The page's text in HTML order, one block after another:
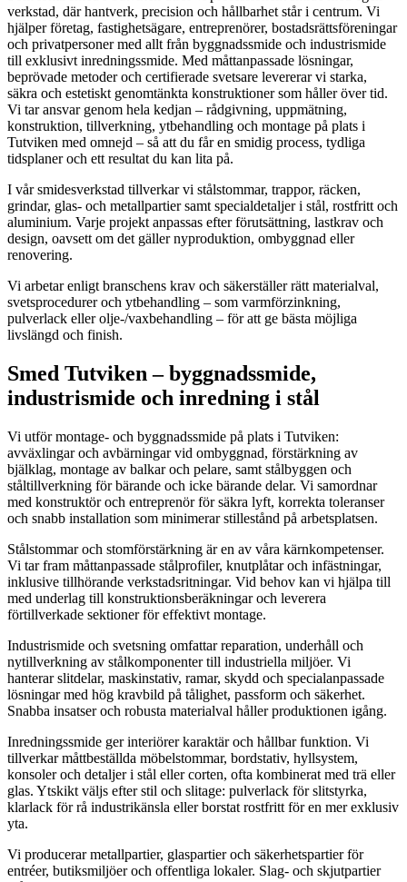
verkstad, där hantverk, precision och hållbarhet står i centrum. Vi
hjälper företag, fastighetsägare, entreprenörer, bostadsrättsföreningar
och privatpersoner med allt från byggnadssmide och industrismide
till exklusivt inredningssmide. Med måttanpassade lösningar,
beprövade metoder och certifierade svetsare levererar vi starka,
säkra och estetiskt genomtänkta konstruktioner som håller över tid.
Vi tar ansvar genom hela kedjan – rådgivning, uppmätning,
konstruktion, tillverkning, ytbehandling och montage på plats i
Tutviken med omnejd – så att du får en smidig process, tydliga
tidsplaner och ett resultat du kan lita på.
I vår smidesverkstad tillverkar vi stålstommar, trappor, räcken,
grindar, glas- och metallpartier samt specialdetaljer i stål, rostfritt och
aluminium. Varje projekt anpassas efter förutsättning, lastkrav och
design, oavsett om det gäller nyproduktion, ombyggnad eller
renovering.
Vi arbetar enligt branschens krav och säkerställer rätt materialval,
svetsprocedurer och ytbehandling – som varmförzinkning,
pulverlack eller olje-/vaxbehandling – för att ge bästa möjliga
livslängd och finish.
Smed Tutviken – byggnadssmide,
industrismide och inredning i stål
Vi utför montage- och byggnadssmide på plats i Tutviken:
avväxlingar och avbärningar vid ombyggnad, förstärkning av
bjälklag, montage av balkar och pelare, samt stålbyggen och
ståltillverkning för bärande och icke bärande delar. Vi samordnar
med konstruktör och entreprenör för säkra lyft, korrekta toleranser
och snabb installation som minimerar stillestånd på arbetsplatsen.
Stålstommar och stomförstärkning är en av våra kärnkompetenser.
Vi tar fram måttanpassade stålprofiler, knutplåtar och infästningar,
inklusive tillhörande verkstadsritningar. Vid behov kan vi hjälpa till
med underlag till konstruktionsberäkningar och leverera
förtillverkade sektioner för effektivt montage.
Industrismide och svetsning omfattar reparation, underhåll och
nytillverkning av stålkomponenter till industriella miljöer. Vi
hanterar slitdelar, maskinstativ, ramar, skydd och specialanpassade
lösningar med hög kravbild på tålighet, passform och säkerhet.
Snabba insatser och robusta materialval håller produktionen igång.
Inredningssmide ger interiörer karaktär och hållbar funktion. Vi
tillverkar måttbeställda möbelstommar, bordstativ, hyllsystem,
konsoler och detaljer i stål eller corten, ofta kombinerat med trä eller
glas. Ytskikt väljs efter stil och slitage: pulverlack för slitstyrka,
klarlack för rå industrikänsla eller borstat rostfritt för en mer exklusiv
yta.
Vi producerar metallpartier, glaspartier och säkerhetspartier för
entréer, butiksmiljöer och offentliga lokaler. Slag- och skjutpartier